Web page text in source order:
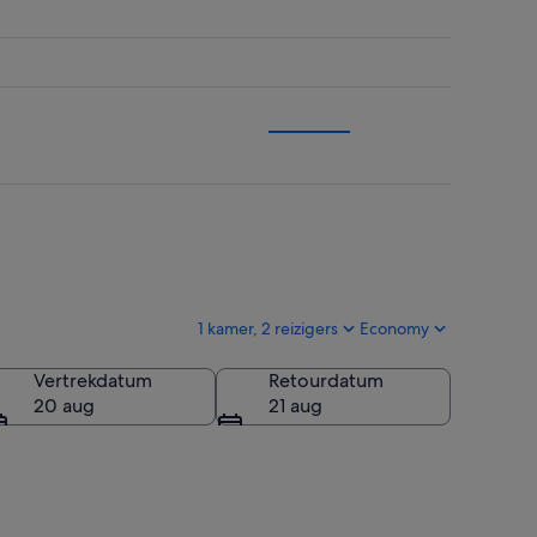
1 kamer, 2 reizigers Economy
Vertrekdatum
20 aug
Retourdatum
21 aug